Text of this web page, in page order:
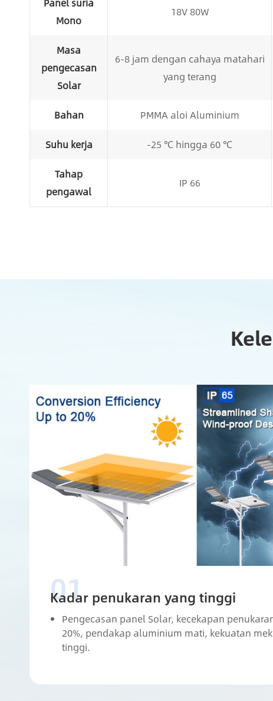
Mono
18V 80W
Masa
pengecasan
Solar
6-8 jam dengan cahaya matahari
yang terang
Bahan PMMA aloi Aluminium
Suhu kerja
-25 ℃ hingga 60 ℃
Tahap
pengawal
IP 66
Kadar penukaran yang tinggi
Pengecasan panel Solar, kecekapan
20%, pendakap aluminium mati, kekuatan
tinggi.